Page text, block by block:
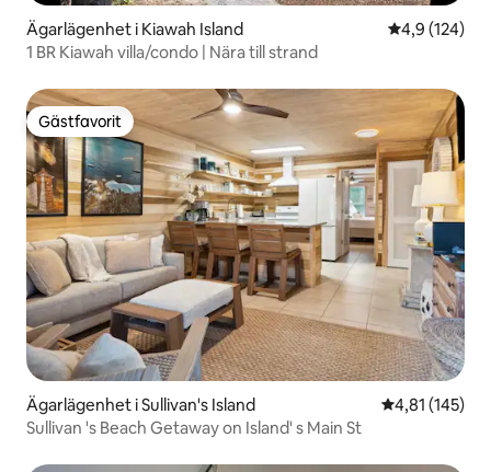
Ägarlägenhet i Kiawah Island 4,9 av 5 i
4,9 (124)
1 BR Kiawah villa/condo | Nära till strand
Gästfavorit
Gästfavorit
Ägarlägenhet i Sullivan's Island 4,81 av 5 i
4,81 (145)
Sullivan 's Beach Getaway on Island' s Main St